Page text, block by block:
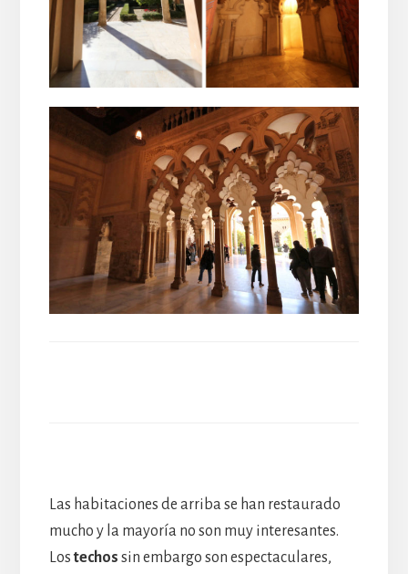
Las habitaciones de arriba se han restaurado
mucho y la mayoría no son muy interesantes.
Los techos sin embargo son espectaculares,